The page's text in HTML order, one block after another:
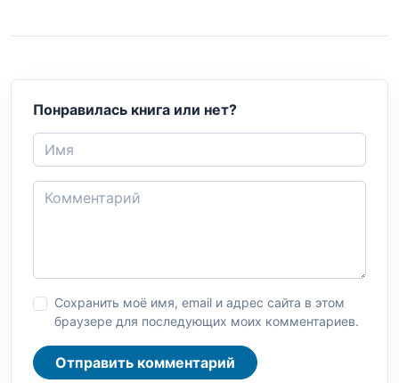
Понравилась книга или нет?
Сохранить моё имя, email и адрес сайта в этом
браузере для последующих моих комментариев.
Отправить комментарий